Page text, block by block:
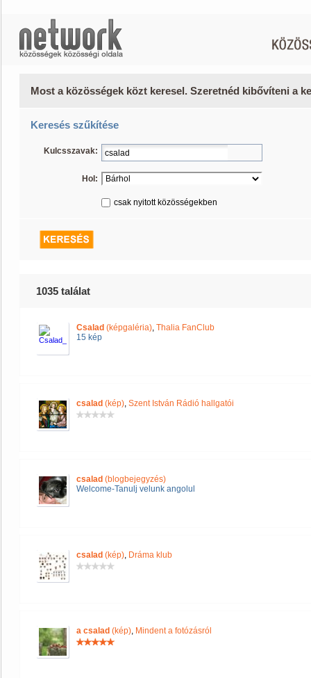
Most a közösségek közt keresel. Szeretnéd kibővíteni a
Keresés szűkítése
Kulcsszavak:
Hol:
csak nyitott közösségekben
1035 találat
Csalad (képgaléria), Thalia FanClub
15 kép
csalad (kép), Szent István Rádió hallgatói
csalad (blogbejegyzés)
Welcome-Tanulj velunk angolul
csalad (kép), Dráma klub
a csalad (kép), Mindent a fotózásról